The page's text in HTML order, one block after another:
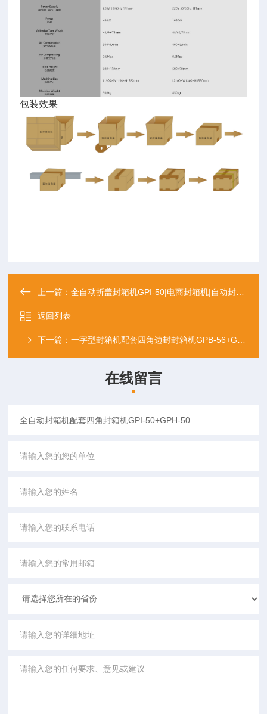
包装效果
上一篇：全自动折盖封箱机GPI-50|电商封箱机|自动封箱机
返回列表
下一篇：一字型封箱机配套四角边封封箱机GPB-56+GPG-50|工
在线留言